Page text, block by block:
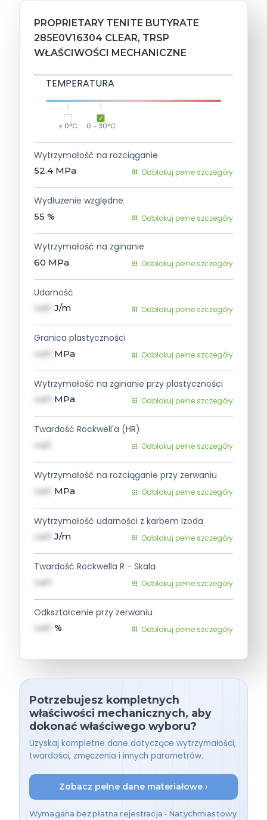
PROPRIETARY TENITE BUTYRATE
285E0V16304 CLEAR, TRSP
WŁAŚCIWOŚCI MECHANICZNE
TEMPERATURA
≤ 0°C 0 - 30°C
Wytrzymałość na rozciąganie
52.4 MPa Odblokuj pełne szczegóły
Wydłużenie względne
55 % Odblokuj pełne szczegóły
Wytrzymałość na zginanie
60 MPa Odblokuj pełne szczegóły
Udarność
val1 J/m Odblokuj pełne szczegóły
Granica plastyczności
val1 MPa Odblokuj pełne szczegóły
Wytrzymałość na zginanie przy plastyczności
val1 MPa Odblokuj pełne szczegóły
Twardość Rockwell'a (HR)
val1 Odblokuj pełne szczegóły
Wytrzymałość na rozciąganie przy zerwaniu
val1 MPa Odblokuj pełne szczegóły
Wytrzymałość udarności z karbem Izoda
val1 J/m Odblokuj pełne szczegóły
Twardość Rockwella R - Skala
val1 Odblokuj pełne szczegóły
Odkształcenie przy zerwaniu
val1 % Odblokuj pełne szczegóły
Potrzebujesz kompletnych
właściwości mechanicznych, aby
dokonać właściwego wyboru?
Uzyskaj kompletne dane dotyczące wytrzymałości,
twardości, zmęczenia i innych parametrów.
Zobacz pełne dane materiałowe ›
Wymagana bezpłatna rejestracja • Natychmiastowy